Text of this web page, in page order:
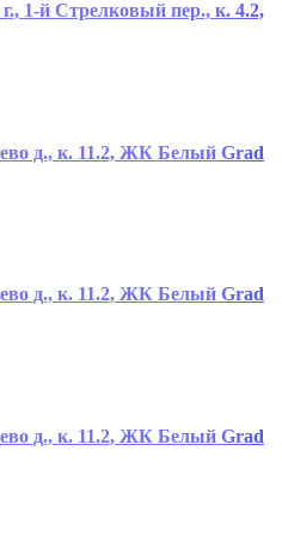
1-й Стрелковый пер., к. 4.2,
д., к. 11.2, ЖК Белый Grad
д., к. 11.2, ЖК Белый Grad
д., к. 11.2, ЖК Белый Grad